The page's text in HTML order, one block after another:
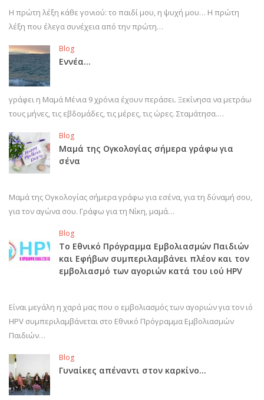
Η πρώτη λέξη κάθε γονιού: το παιδί μου, η ψυχή μου… Η πρώτη
λέξη που έλεγα συνέχεια από την πρώτη…
Blog
Εννέα…
γράφει η Μαμά Μένια 9 χρόνια έχουν περάσει. Ξεκίνησα να μετράω
τους μήνες, τις εβδομάδες, τις μέρες, τις ώρες. Σταμάτησα.…
Blog
Μαμά της Ογκολογίας σήμερα γράφω για
σένα
Μαμά της Ογκολογίας σήμερα γράφω για εσένα, για τη δύναμή σου,
για τον αγώνα σου. Γράφω για τη Νίκη, μαμά…
Blog
Το Εθνικό Πρόγραμμα Εμβολιασμών Παιδιών
και Εφήβων συμπεριλαμβάνει πλέον και τον
εμβολιασμό των αγοριών κατά του ιού HPV
Είναι μεγάλη η χαρά μας που ο εμβολιασμός των αγοριών για τον ιό
HPV συμπεριλαμβάνεται στο Εθνικό Πρόγραμμα Εμβολιασμών
Παιδιών…
Blog
Γυναίκες απέναντι στον καρκίνο…